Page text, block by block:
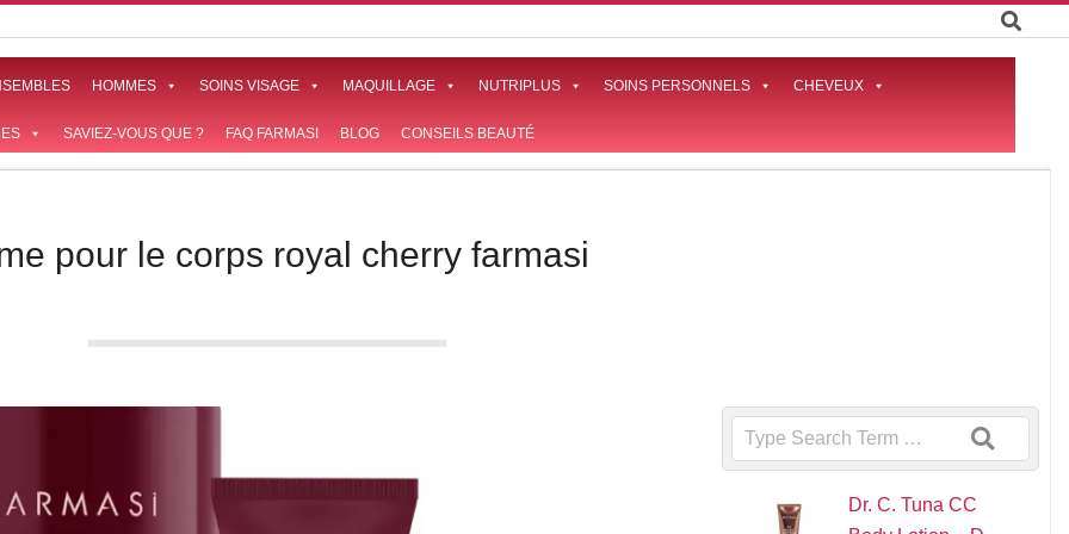
HOMMES SOINS VISAGE MAQUILLAGE NUTRIPLUS SOINS PERSONNELS CHEVEUX
SAVIEZ-VOUS QUE ? FAQ FARMASI BLOG CONSEILS BEAUTÉ
pour le corps royal cherry farmasi
Search
Dr. C. Tuna CC